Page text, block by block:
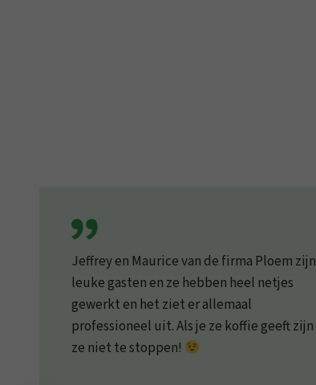
Jeffrey en Maurice van de firma Ploem zijn
leuke gasten en ze hebben heel netjes
gewerkt en het ziet er allemaal
professioneel uit. Als je ze koffie geeft zijn
ze niet te stoppen!